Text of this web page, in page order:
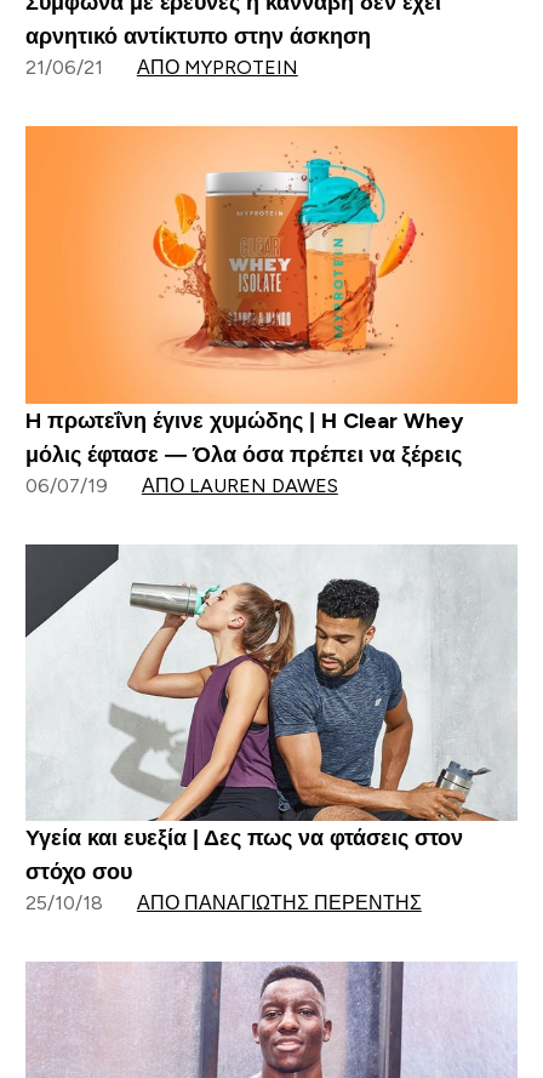
αρνητικό αντίκτυπο στην άσκηση
21/06/21 ΑΠΌ MYPROTEIN
H πρωτεΐνη έγινε χυμώδης | Η Clear Whey
μόλις έφτασε — Όλα όσα πρέπει να ξέρεις
06/07/19 ΑΠΌ LAUREN DAWES
Υγεία και ευεξία | Δες πως να φτάσεις στον
στόχο σου
25/10/18 ΑΠΌ ΠΑΝΑΓΙΏΤΗΣ ΠΕΡΕΝΤΉΣ